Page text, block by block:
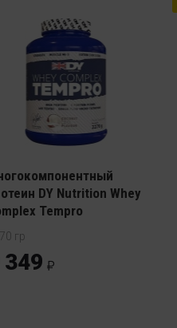
DY Nutrition Whey
Tempro
гр
349